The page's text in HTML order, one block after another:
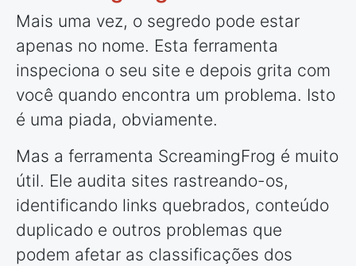
Mais uma vez, o segredo pode estar
apenas no nome. Esta ferramenta
inspeciona o seu site e depois grita com
você quando encontra um problema. Isto
é uma piada, obviamente.
Mas a ferramenta ScreamingFrog é muito
útil. Ele audita sites rastreando-os,
identificando links quebrados, conteúdo
duplicado e outros problemas que
podem afetar as classificações dos